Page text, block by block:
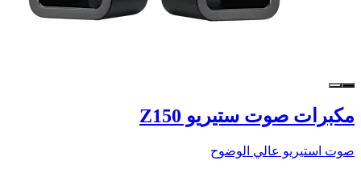
مكبرات صوت ستيريو Z150
صوت استيريو عالي الوضوح